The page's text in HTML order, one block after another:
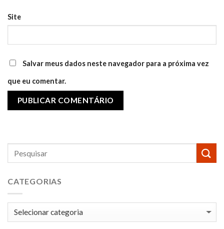
CATEGORIAS
Categorias
Site
Salvar meus dados neste navegador para a próxima vez
que eu comentar.